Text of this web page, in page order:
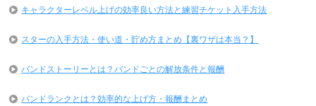
キャラクターレベル上げの効率良い方法と練習チケット入手方法
スターの入手方法・使い道・貯め方まとめ【裏ワザは本当？】
バンドストーリーとは？バンドごとの解放条件と報酬
バンドランクとは？効率的な上げ方・報酬まとめ